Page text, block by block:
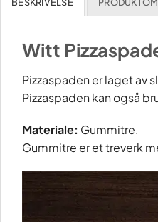
Witt
Pizzaspaden er laget av
Pizzaspaden kan også
Materiale: Gummitre.
Gummitre er et treverk